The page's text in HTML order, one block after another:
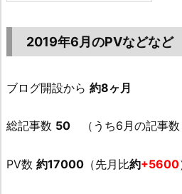
2019年6月のPVなどなど
ブログ開設から 約8ヶ月
総記事数 50 （うち6月の記事数
PV数 約17000 （先月比約+5600